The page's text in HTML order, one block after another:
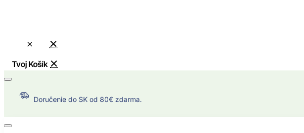
Doručenie do SK od 80€ zdarma.